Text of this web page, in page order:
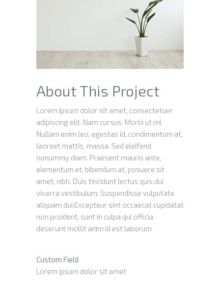
About This Project
Lorem ipsum dolor sit amet, consectetuer
adipiscing elit. Nam cursus. Morbi ut mi.
Nullam enim leo, egestas id, condimentum at,
laoreet mattis, massa. Sed eleifend
nonummy diam. Praesent mauris ante,
elementum et, bibendum at, posuere sit
amet, nibh. Duis tincidunt lectus quis dui
viverra vestibulum. Suspendisse vulputate
aliquam dui.Excepteur sint occaecat cupidatat
non proident, sunt in culpa qui officia
deserunt mollit anim id est laborum
Custom Field
Lorem ipsum dolor sit amet